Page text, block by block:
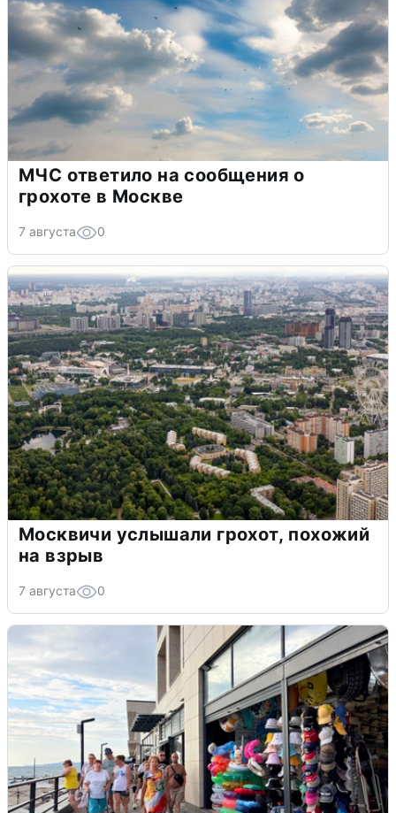
МЧС ответило на сообщения о
грохоте в Москве
7 августа 0
Москвичи услышали грохот, похожий
на взрыв
7 августа 0